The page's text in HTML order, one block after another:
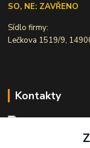
SO, NE: ZAVŘENO
Sídlo firmy:
Lečkova 1519/9,
Kontakty
Ivana